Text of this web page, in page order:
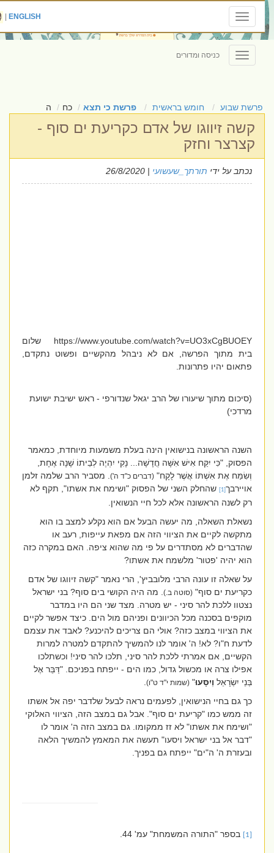
Toggle
navigation
ENGLISH
|
Toggle
navigation
כניסה ומדורים
פרשת שבוע חומש בראשית פרשת כי תצא כח ה
קשה זיווגו של אדם כקריעת ים סוף -
קצרצר וחזק
נכתב על ידיתורתך_שעשועי| 26/8/2020
https://www.youtube.com/watch?v=UO3xCgBUOEY
שלום
בית מתוך הפרשה, אם לא ניבהל מהקשיים ופשוט נתקדם,
פתאום יהיו פתרונות.
(סיכום מתוך שיעורו של הרב יגאל שנדורפי - ראש ישיבת ישועת
מרדכי)
השנה הראשונה בנישואין הינה בעלת משמעות מיוחדת, כמאמר
הפסוק, "כִּי יִקַּח אִישׁ אִשָּׁה חֲדָשָׁה... נָקִי יִהְיֶה לְבֵיתוֹ שָׁנָה אֶחָת,
וְשִׂמַּח אֶת אִשְׁתּוֹ אֲשֶׁר לָקָח"(דברים כ"ד ה') . מסביר הרב שלמה זלמן
אויירבך[1]שהחלק השני של הפסוק "ושימח את אשתו", תקף לא
רק לשנה הראשונה אלא לכל חיי הנשואין.
נשאלת השאלה, מה יעשה הבעל אם הוא נקלע למצב בו הוא
מתקשה לקיים את הציווי הזה אם מפאת עייפות, רעב או
שהדברים לא מסתדרים על פי מה שהוא ציפה. האם במקרה כזה
הוא יהיה 'פטור' מלשמח את אשתו?
על שאלה זו עונה הרבי מלובביץ', הרי נאמר "קשה זיווגו של אדם
כקריעת ים סוף"(סוטה ב.) . מה היה הקושי בים סוף? בני ישראל
נצטוו ללכת להר סיני - יש מטרה. מצד שני הם היו במדבר
מוקפים בסכנה מכל הכיוונים ופניהם מול הים. כיצד אפשר לקיים
את הציווי במצב כזה? אולי הם צריכים להיכנע? לאבד את עצמם
לדעת ח"ו? לא! ה' אומר לנו להמשיך להתקדם למטרה למרות
הקשיים, אם אמרתי ללכת להר סיני, תלכו להר סיני! וכשתלכו
אפילו צרה או מכשול גדול, כמו הים - ייפתח בפניכם. "דַּבֵּר אֶל
בְּנֵי יִשְׂרָאֵלוְיִסָּעוּ"(שמות י"ד ט"ו).
כך גם בחיי הנישואין, לפעמים נראה לבעל שלדבר יפה אל אשתו
זה ממש כמו "קריעת ים סוף". אבל גם במצב הזה, הציווי האלוקי
"ושימח את אשתו" לא זז ממקומו. גם במצב הזה ה' אומר לו
"דבר אל בני ישראל ויסעו" תעשה את המאמץ להמשיך הלאה
ובעזרת ה' ה"ים" ייפתח גם בפניך.
בספר "התורה המשמחת" עמ' 44.